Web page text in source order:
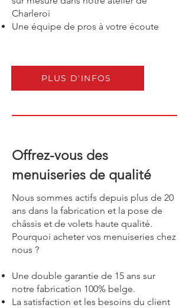
Charleroi
Une équipe de pros à votre écoute
PLUS D'INFOS
Offrez-vous des
menuiseries de qualité
Nous sommes actifs depuis plus de 20
ans dans la fabrication et la pose de
châssis et de volets haute qualité.
Pourquoi acheter vos menuiseries chez
nous ?
Une double garantie de 15 ans sur
notre fabrication 100% belge.
La satisfaction et les besoins du client